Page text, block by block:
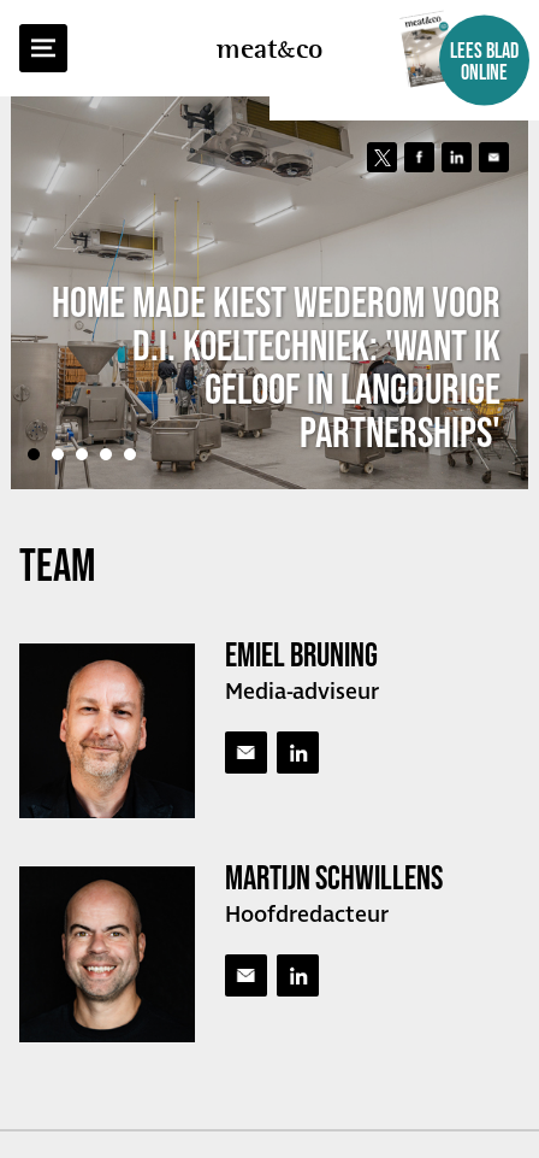
meatco
LEES BLAD
ONLINE
• • • • •
HOME MADE KIEST WEDEROM VOOR
D.I. KOELTECHNIEK: 'WANT IK
GELOOF IN LANGDURIGE
PARTNERSHIPS'
Team
EMIEL BRUNING
Media-adviseur
MARTIJN SCHWILLENS
Hoofdredacteur